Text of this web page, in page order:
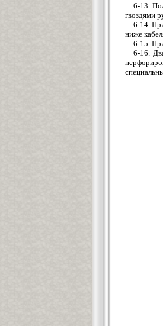
6-13.
гвоздями
6-14.
ниже
6-15.
6-16.